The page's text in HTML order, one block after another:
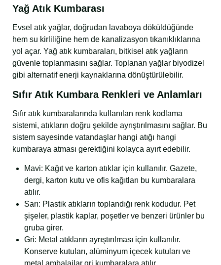
Yağ Atık Kumbarası
Evsel atık yağlar, doğrudan lavaboya döküldüğünde
hem su kirliliğine hem de kanalizasyon tıkanıklıklarına
yol açar. Yağ atık kumbaraları, bitkisel atık yağların
güvenle toplanmasını sağlar. Toplanan yağlar biyodizel
gibi alternatif enerji kaynaklarına dönüştürülebilir.
Sıfır Atık Kumbara Renkleri ve Anlamları
Sıfır atık kumbaralarında kullanılan renk kodlama
sistemi, atıkların doğru şekilde ayrıştırılmasını sağlar. Bu
sistem sayesinde vatandaşlar hangi atığı hangi
kumbaraya atması gerektiğini kolayca ayırt edebilir.
Mavi: Kağıt ve karton atıklar için kullanılır. Gazete,
dergi, karton kutu ve ofis kağıtları bu kumbaralara
atılır.
Sarı: Plastik atıkların toplandığı renk kodudur. Pet
şişeler, plastik kaplar, poşetler ve benzeri ürünler bu
gruba girer.
Gri: Metal atıkların ayrıştırılması için kullanılır.
Konserve kutuları, alüminyum içecek kutuları ve
metal ambalajlar gri kumbaralara atılır.